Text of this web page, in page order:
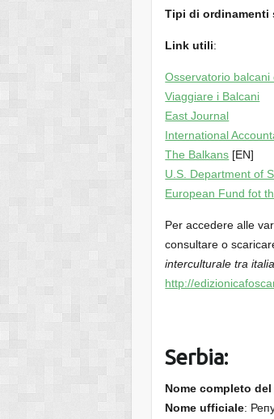
Tipi di ordinamenti
Link utili:
Osservatorio balcani
Viaggiare i Balcani
East Journal
International
The Balkans [EN]
U.S. Department of
European Fund fot
Per accedere alle
consultare o
interculturale tra
http://
Serbia:
Nome completo del
Nome ufficiale: